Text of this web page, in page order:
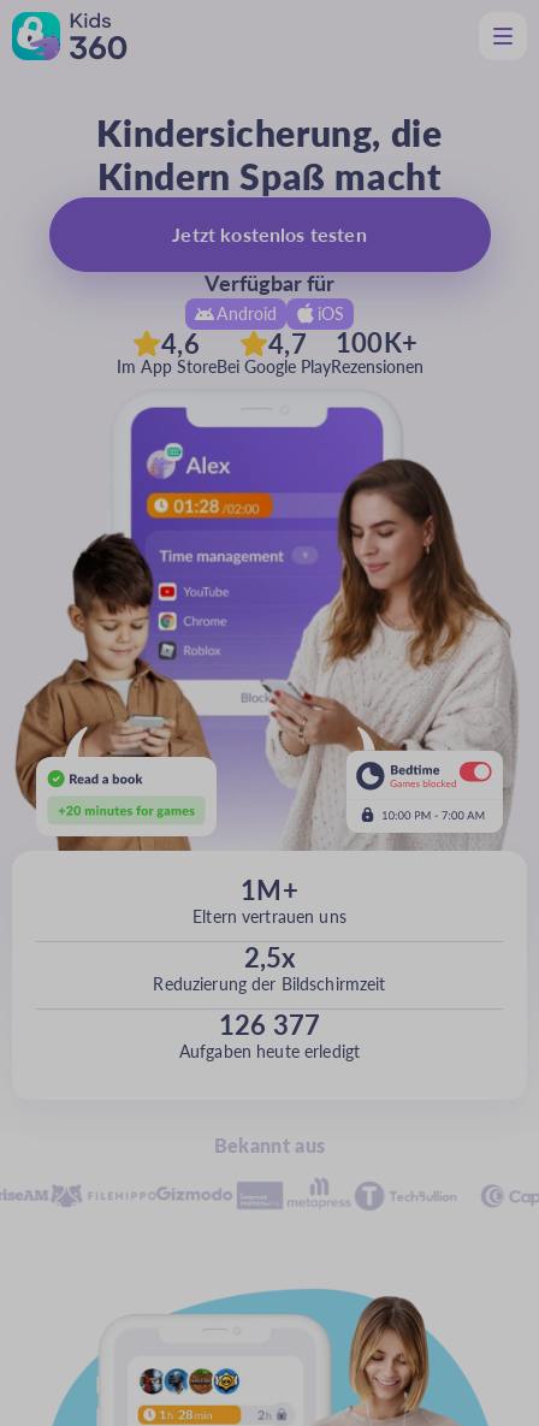
Funktionen
Hilfreich für Eltern
Support
Herunterladen
De
Kindersicherung, die
Kindern Spaß macht
Jetzt kostenlos testen
Verfügbar für
Android iOS
4,6
Im App Store
4,7
Bei Google Play
100K+
Rezensionen
1M+
Eltern vertrauen uns
2,5x
Reduzierung der Bildschirmzeit
126 377
Aufgaben heute erledigt
Bekannt aus